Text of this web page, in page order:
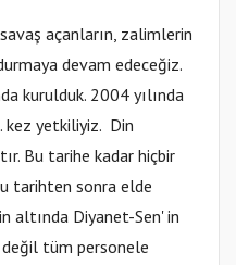
açanların, zalimlerin
devam edeceğiz.
kurulduk. 2004 yılında
kez yetkiliyiz. Din
Bu tarihe kadar hiçbir
tarihten sonra elde
altında Diyanet-Sen' in
değil tüm personele